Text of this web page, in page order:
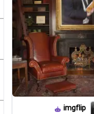
imgflip